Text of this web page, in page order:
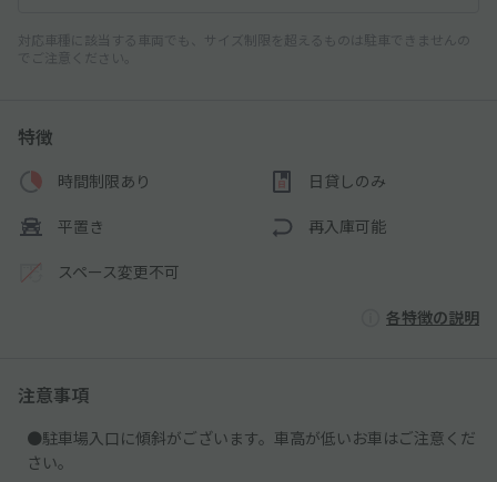
対応車種に該当する車両でも、サイズ制限を超えるものは駐車できませんの
でご注意ください。
特徴
時間制限あり 日貸しのみ
平置き 再入庫可能
スペース変更不可
各特徴の説明
注意事項
●駐車場入口に傾斜がございます。車高が低いお車はご注意くだ
さい。